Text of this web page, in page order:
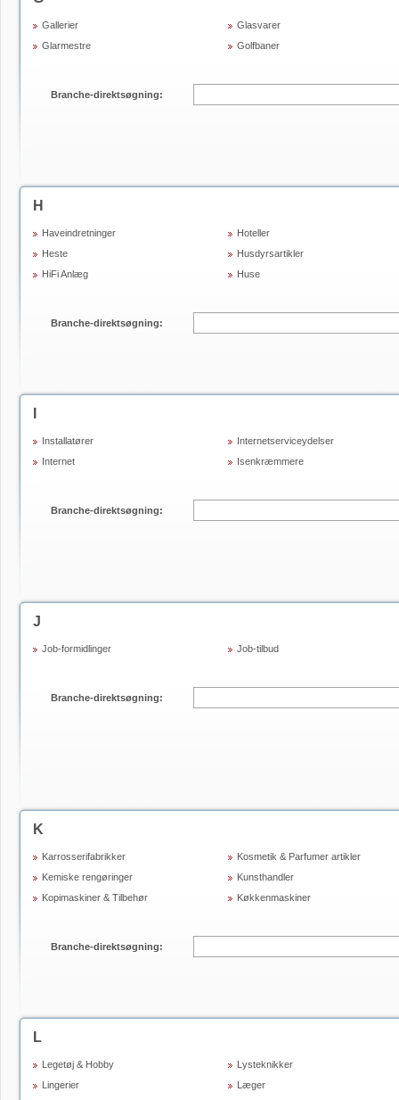
Gallerier
Glarmestre
Glasvarer
Golfbaner
Branche-direktsøgning:
H
Haveindretninger
Heste
HiFi Anlæg
Hoteller
Husdyrsartikler
Huse
Branche-direktsøgning:
Installatører
Internet
Internetserviceydelser
Isenkræmmere
Branche-direktsøgning:
J
Job-formidlinger Job-tilbud
Branche-direktsøgning:
K
Karrosserifabrikker
Kemiske rengøringer
Kopimaskiner & Tilbehør
Kosmetik & Parfumer artikler
Kunsthandler
Køkkenmaskiner
Branche-direktsøgning:
L
Legetøj & Hobby
Lingerier
Lysteknikker
Læger